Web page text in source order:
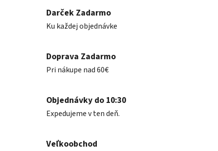
Darček Zadarmo
Ku každej objednávke
Doprava Zadarmo
Pri nákupe nad 60€
Objednávky do 10:30
Expedujeme v ten deň.
Veľkoobchod